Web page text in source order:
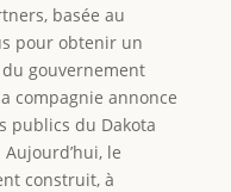
basée au
pour obtenir un
gouvernement
compagnie annonce
publics du Dakota
le
construit, à